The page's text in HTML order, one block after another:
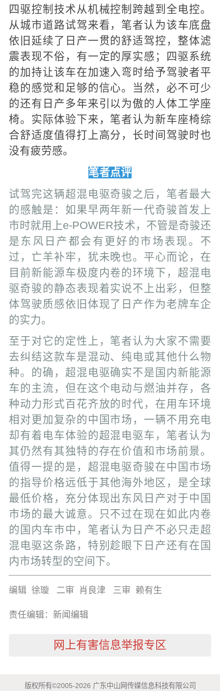
四驱控制技术从机械控制跨越到全电控。
从城市道路试驾来看，笔者认为该车底盘
依旧延续了日产一贯的舒适驾控，整体滤
震表现不俗，有一定的厚实感；四驱系统
的加持让该车在加速入弯时给予驾驶者平
稳的感觉和足够的信心。当然，必不可少
的还有日产多年来引以为傲的人体工学座
椅。实际体验下来，笔者认为新车座椅综
合舒适度值得打上高分，长时间驾驶时也
没有疲劳感。
笔者点评
试驾完这辆超混电驱奇骏之后，笔者最大
的感触是：如果早两年新一代奇骏首发上
市时就用上e-POWER技术，不管是奇骏还
是东风日产都会有更好的市场表现。不
过，亡羊补牢，犹未晚也。平心而论，在
目前新能源车极度内卷的环境下，超混电
驱奇骏的静态表现着实说不上出彩，但整
体驾驶质感依旧体现了日产作为老牌车企
的实力。
至于对它的定性上，笔者认为大家不需要
去纠结这款车是混动、纯电或其他什么物
种。的确，超混电驱确实不是国内新能源
车的主流，但在这个电动与燃油并存，各
种动力形式百花齐放的时代，在用车环境
相对更加复杂的中国市场，一辆不用充电
却有着电车体验的超混电驱车，笔者认为
其仍然有其独特的存在价值和市场前景。
值得一提的是，超混电驱奇骏在中国市场
的指导价格远低于其他海外地区，是全球
最低价格，充分体现出东风日产对于中国
市场的最大诚意。只不过在现在如此内卷
的国内车市中，笔者认为日产不必只走超
混电驱这条路，特别趁眼下日产还有在国
内市场转型的空间下。
编辑 徐璇 二审 肖良津 三审 赖有生
责任编辑：新闻编辑
网上有害信息举报专区
版权所有©2005-2026 广东中山网传媒信息科技有限公司